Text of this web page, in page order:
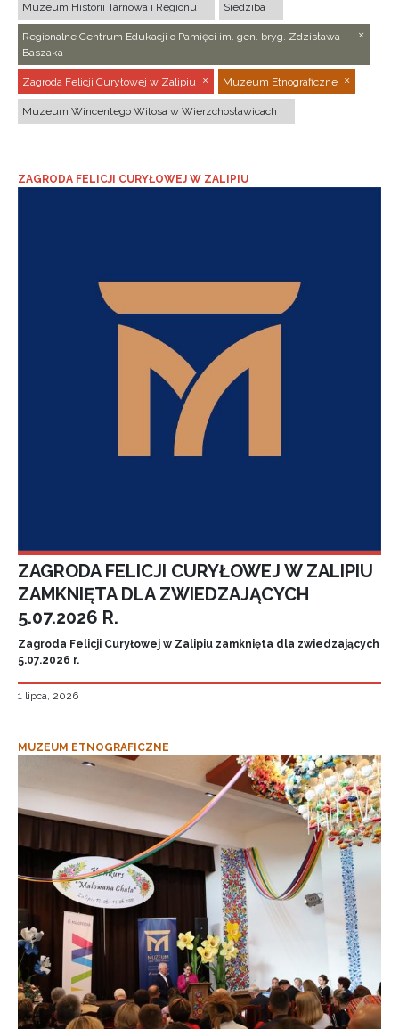
Muzeum Historii Tarnowa i Regionu Siedziba
Regionalne Centrum Edukacji o Pamięci im. gen. bryg. Zdzisława
Baszaka
Zagroda Felicji Curyłowej w Zalipiu Muzeum Etnograficzne
Muzeum Wincentego Witosa w Wierzchosławicach
ZAGRODA FELICJI CURYŁOWEJ W ZALIPIU
ZAGRODA FELICJI CURYŁOWEJ W ZALIPIU
ZAMKNIĘTA DLA ZWIEDZAJĄCYCH
5.07.2026 R.
Zagroda Felicji Curyłowej w Zalipiu zamknięta dla zwiedzających
5.07.2026 r.
1 lipca, 2026
MUZEUM ETNOGRAFICZNE